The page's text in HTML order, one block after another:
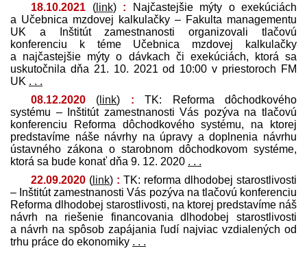
18.10.2021 (link) : Najčastejšie mýty o exekúciách
a Učebnica mzdovej kalkulačky – Fakulta managementu
UK a Inštitút zamestnanosti organizovali tlačovú
konferenciu k téme Učebnica mzdovej kalkulačky
a najčastejšie mýty o dávkach či exekúciách, ktorá sa
uskutočnila dňa 21. 10. 2021 od 10:00 v priestoroch FM
UK . . .
08.12.2020 ( link) : TK: Reforma dôchodkového
systému – Inštitút zamestnanosti Vás pozýva na tlačovú
konferenciu Reforma dôchodkového systému, na ktorej
pred­stavíme náše návrhy na úpravy a doplnenia návrhu
ústavného zákona o starobnom dôchodkovom systéme,
ktorá sa bude konať dňa 9. 12. 2020 . . .
22.09.2020 ( link) : TK: reforma dlhodobej starostlivosti
– Inštitút zamestnanosti Vás pozýva na tlačovú konferenciu
Reforma dlhodobej starostlivosti, na ktorej pred­stavíme náš
návrh na riešenie financovania dlhodobej starostlivosti
a návrh na spôsob zapájania ľudí najviac vzdialených od
trhu práce do ekonomiky . . .